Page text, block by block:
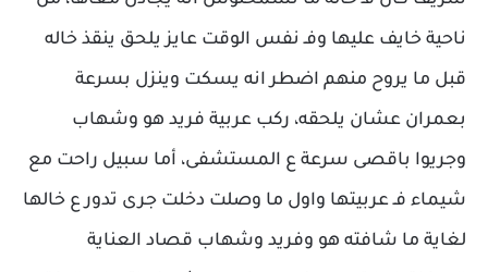
ناحية خايف عليها وفـ نفس الوقت عايز يلحق ينقذ خاله
قبل ما يروح منهم اضطر انه يسكت وينزل بسرعة
بعمران عشان يلحقه، ركب عربية فريد هو وشهاب
وجريوا باقصى سرعة ع المستشفى، أما سبيل راحت مع
شيماء فـ عربيتها واول ما وصلت دخلت جرى تدور ع خالها
لغاية ما شافته هو وفريد وشهاب قصاد العناية